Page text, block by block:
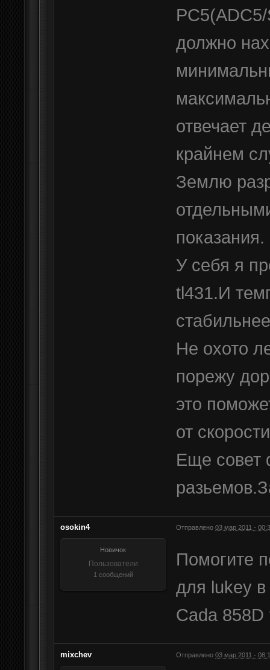
должно
отвечает
крайнем
Землю
показания.
У себя я
tl431.И
Не охото
порежу
это
от
Еще совет
osokin4 Отправлено 03 мар 2011 -
Новичок
Пользователи
1 сообщений
Помогите
для lukey
Cada 858D
mixchev Отправлено 03 мар 2011 -